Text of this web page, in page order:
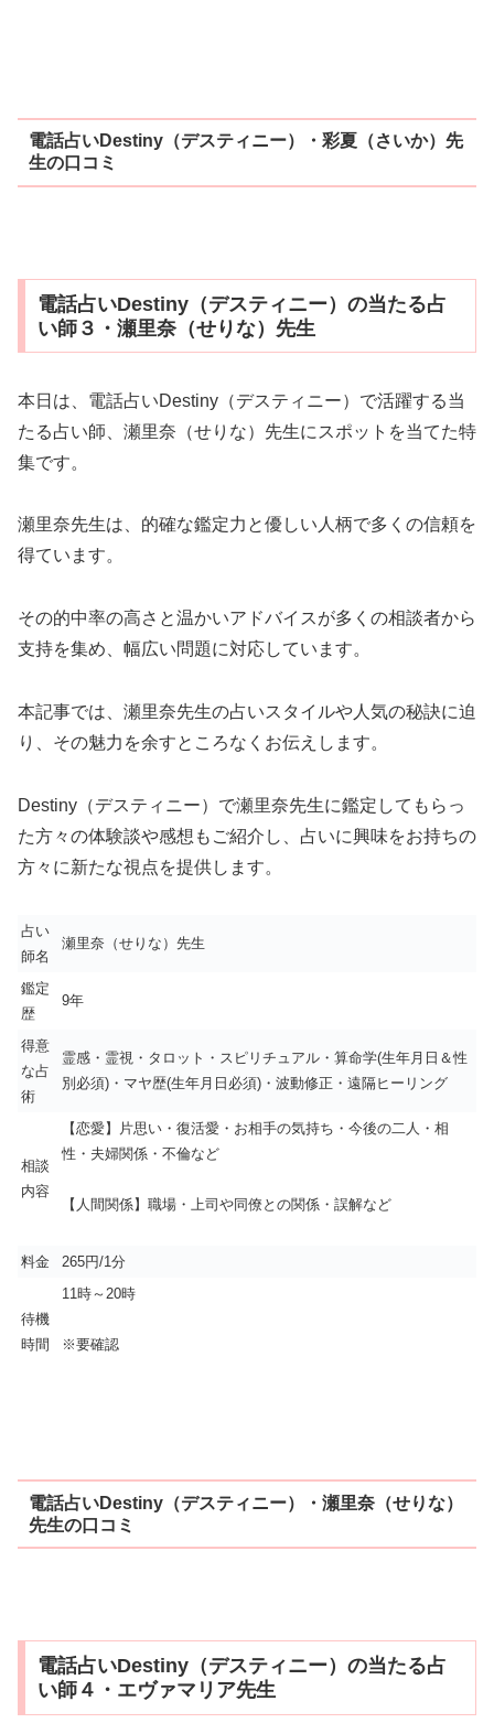
電話占いDestiny（デスティニー）・彩夏（さいか）先
生の口コミ
電話占いDestiny（デスティニー）の当たる占
い師３・瀬里奈（せりな）先生
本日は、電話占いDestiny（デスティニー）で活躍する当
たる占い師、瀬里奈（せりな）先生にスポットを当てた特
集です。
瀬里奈先生は、的確な鑑定力と優しい人柄で多くの信頼を
得ています。
その的中率の高さと温かいアドバイスが多くの相談者から
支持を集め、幅広い問題に対応しています。
本記事では、瀬里奈先生の占いスタイルや人気の秘訣に迫
り、その魅力を余すところなくお伝えします。
Destiny（デスティニー）で瀬里奈先生に鑑定してもらっ
た方々の体験談や感想もご紹介し、占いに興味をお持ちの
方々に新たな視点を提供します。
占い
師名
瀬里奈（せりな）先生
鑑定
歴
9年
得意
な占
術
霊感・霊視・タロット・スピリチュアル・算命学(生年月日＆性
別必須)・マヤ歴(生年月日必須)・波動修正・遠隔ヒーリング
相談
内容
【恋愛】片思い・復活愛・お相手の気持ち・今後の二人・相
性・夫婦関係・不倫など
【人間関係】職場・上司や同僚との関係・誤解など
料金 265円/1分
待機
時間
11時～20時
※要確認
電話占いDestiny（デスティニー）・瀬里奈（せりな）
先生の口コミ
電話占いDestiny（デスティニー）の当たる占
い師４・エヴァマリア先生